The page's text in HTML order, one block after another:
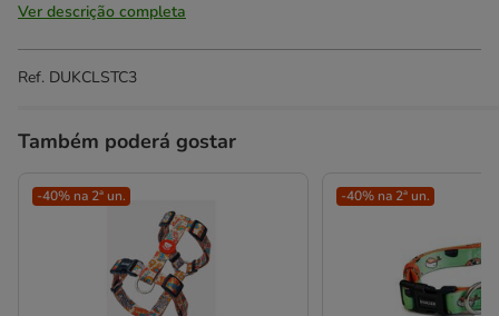
Ver descrição completa
Ref. DUKCLSTC3
Também poderá gostar
-40% na 2ª un. -40% na 2ª un.